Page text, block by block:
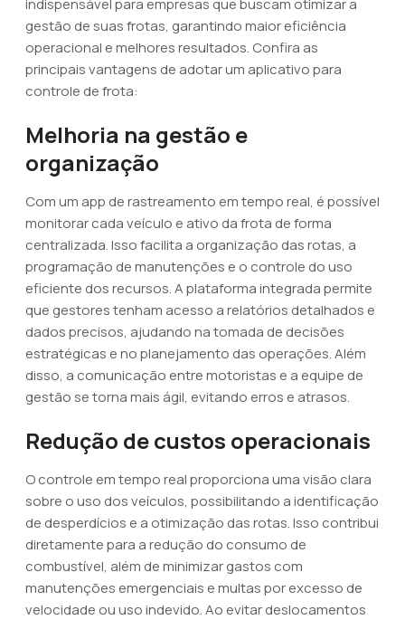
indispensável para empresas que buscam otimizar a
gestão de suas frotas, garantindo maior eficiência
operacional e melhores resultados. Confira as
principais vantagens de adotar um aplicativo para
controle de frota:
Melhoria na gestão e
organização
Com um app de rastreamento em tempo real, é possível
monitorar cada veículo e ativo da frota de forma
centralizada. Isso facilita a organização das rotas, a
programação de manutenções e o controle do uso
eficiente dos recursos. A plataforma integrada permite
que gestores tenham acesso a relatórios detalhados e
dados precisos, ajudando na tomada de decisões
estratégicas e no planejamento das operações. Além
disso, a comunicação entre motoristas e a equipe de
gestão se torna mais ágil, evitando erros e atrasos.
Redução de custos operacionais
O controle em tempo real proporciona uma visão clara
sobre o uso dos veículos, possibilitando a identificação
de desperdícios e a otimização das rotas. Isso contribui
diretamente para a redução do consumo de
combustível, além de minimizar gastos com
manutenções emergenciais e multas por excesso de
velocidade ou uso indevido. Ao evitar deslocamentos